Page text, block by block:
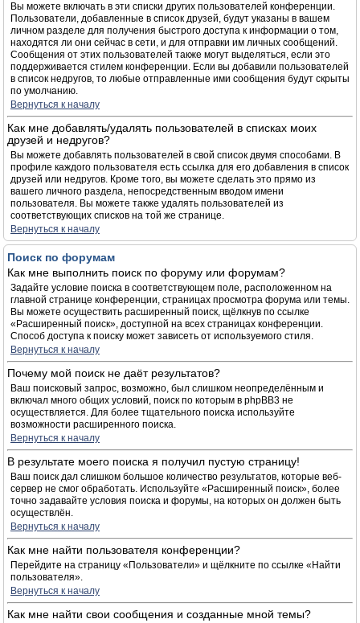
Вы можете включать в эти списки других пользователей конференции.
Пользователи, добавленные в список друзей, будут указаны в вашем
личном разделе для получения быстрого доступа к информации о том,
находятся ли они сейчас в сети, и для отправки им личных сообщений.
Сообщения от этих пользователей также могут выделяться, если это
поддерживается стилем конференции. Если вы добавили пользователей
в список недругов, то любые отправленные ими сообщения будут скрыты
по умолчанию.
Вернуться к началу
Как мне добавлять/удалять пользователей в списках моих
друзей и недругов?
Вы можете добавлять пользователей в свой список двумя способами. В
профиле каждого пользователя есть ссылка для его добавления в список
друзей или недругов. Кроме того, вы можете сделать это прямо из
вашего личного раздела, непосредственным вводом имени
пользователя. Вы можете также удалять пользователей из
соответствующих списков на той же странице.
Вернуться к началу
Поиск по форумам
Как мне выполнить поиск по форуму или форумам?
Задайте условие поиска в соответствующем поле, расположенном на
главной странице конференции, страницах просмотра форума или темы.
Вы можете осуществить расширенный поиск, щёлкнув по ссылке
«Расширенный поиск», доступной на всех страницах конференции.
Способ доступа к поиску может зависеть от используемого стиля.
Вернуться к началу
Почему мой поиск не даёт результатов?
Ваш поисковый запрос, возможно, был слишком неопределённым и
включал много общих условий, поиск по которым в phpBB3 не
осуществляется. Для более тщательного поиска используйте
возможности расширенного поиска.
Вернуться к началу
В результате моего поиска я получил пустую страницу!
Ваш поиск дал слишком большое количество результатов, которые веб-
сервер не смог обработать. Используйте «Расширенный поиск», более
точно задавайте условия поиска и форумы, на которых он должен быть
осуществлён.
Вернуться к началу
Как мне найти пользователя конференции?
Перейдите на страницу «Пользователи» и щёлкните по ссылке «Найти
пользователя».
Вернуться к началу
Как мне найти свои сообщения и созданные мной темы?